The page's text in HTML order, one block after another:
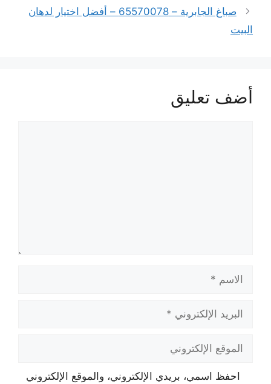
صباغ الجابرية – 65570078 – أفضل اختيار لدهان
البيت
أضف تعليق
الإلكتروني
الإلكتروني
احفظ اسمي، بريدي الإلكتروني، والموقع الإلكتروني